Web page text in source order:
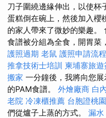
刀子圍繞邊緣伸出，以使
蛋糕倒在碗上，然後加入櫻
的家人帶來了微妙的樂趣。
食譜被分組為全食，開胃菜
護照過期 老鼠 護照申請流
推拿技術士培訓 柬埔寨旅
搬家 一分鐘後，我將向您
的PAM食譜。 外燴廠商 白
老院 冷凍櫃推薦 台胞證桃園
們從爐子上蒸的方式。 漏